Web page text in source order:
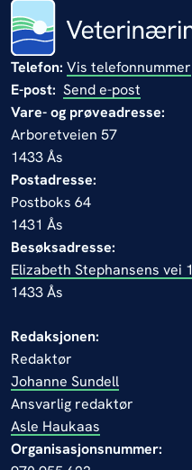
Telefon: Vis telefonnummer
E-post: Send e-post
Vare- og prøveadresse:
Arboretveien 57
1433 Ås
Postadresse:
Postboks 64
1431 Ås
Besøksadresse:
Elizabeth Stephansens vei 1
1433 Ås
Redaksjonen:
Redaktør
Johanne Sundell
Ansvarlig redaktør
Asle Haukaas
Organisasjonsnummer: